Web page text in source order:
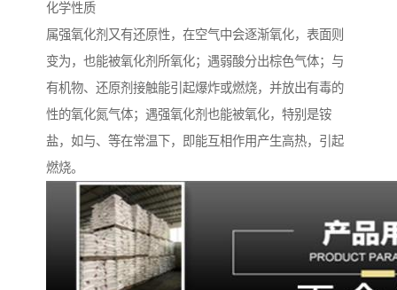
化学性质
属强氧化剂又有还原性，在空气中会逐渐氧化，表面则
变为，也能被氧化剂所氧化；遇弱酸分出棕色气体；与
有机物、还原剂接触能引起爆炸或燃烧，并放出有毒的
性的氧化氮气体；遇强氧化剂也能被氧化，特别是铵
盐，如与、等在常温下，即能互相作用产生高热，引起
燃烧。